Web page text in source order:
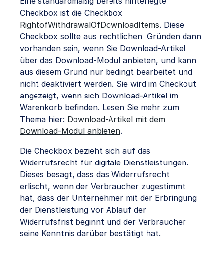
Checkbox ist die Checkbox
RightofWithdrawalOfDownloadItems. Diese
Checkbox sollte aus rechtlichen Gründen dann
vorhanden sein, wenn Sie Download-Artikel
über das Download-Modul anbieten, und kann
aus diesem Grund nur bedingt bearbeitet und
nicht deaktiviert werden. Sie wird im Checkout
angezeigt, wenn sich Download-Artikel im
Warenkorb befinden. Lesen Sie mehr zum
Thema hier: Download-Artikel mit dem
Download-Modul anbieten.
Die Checkbox bezieht sich auf das
Widerrufsrecht für digitale Dienstleistungen.
Dieses besagt, dass das Widerrufsrecht
erlischt, wenn der Verbraucher zugestimmt
hat, dass der Unternehmer mit der Erbringung
der Dienstleistung vor Ablauf der
Widerrufsfrist beginnt und der Verbraucher
seine Kenntnis darüber bestätigt hat.